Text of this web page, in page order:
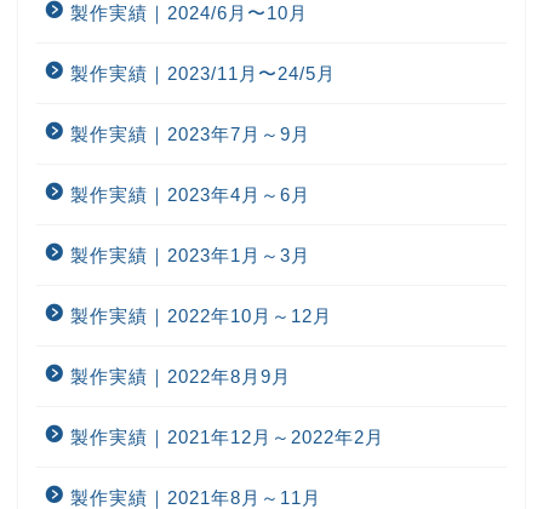
製作実績｜2024/6月〜10月
製作実績｜2023/11月〜24/5月
製作実績｜2023年7月～9月
製作実績｜2023年4月～6月
製作実績｜2023年1月～3月
製作実績｜2022年10月～12月
製作実績｜2022年8月9月
製作実績｜2021年12月～2022年2月
製作実績｜2021年8月～11月